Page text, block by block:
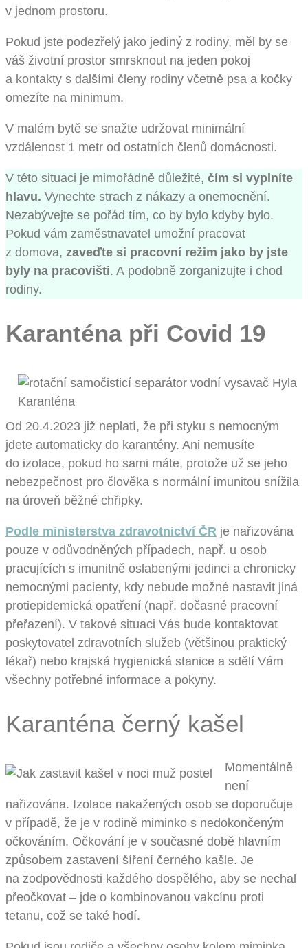
v jednom prostoru.
Pokud jste podezřelý jako jediný z rodiny, měl by se
váš životní prostor smrsknout na jeden pokoj
a kontakty s dalšími členy rodiny včetně psa a kočky
omezíte na minimum.
V malém bytě se snažte udržovat minimální
vzdálenost 1 metr od ostatních členů domácnosti.
V této situaci je mimořádně důležité, čím si vyplníte
hlavu. Vynechte strach z nákazy a onemocnění.
Nezabývejte se pořád tím, co by bylo kdyby bylo.
Pokud vám zaměstnavatel umožní pracovat
z domova, zaveďte si pracovní režim jako by jste
byly na pracovišti. A podobně zorganizujte i chod
rodiny.
Karanténa při Covid 19
Od 20.4.2023 již neplatí, že při styku s nemocným
jdete automaticky do karantény. Ani nemusíte
do izolace, pokud ho sami máte, protože už se jeho
nebezpečnost pro člověka s normální imunitou snížila
na úroveň běžné chřipky.
Podle ministerstva zdravotnictví ČR je nařizována
pouze v odůvodněných případech, např. u osob
pracujících s imunitně oslabenými jedinci a chronicky
nemocnými pacienty, kdy nebude možné nastavit jiná
protiepidemická opatření (např. dočasné pracovní
přeřazení). V takové situaci Vás bude kontaktovat
poskytovatel zdravotních služeb (většinou praktický
lékař) nebo krajská hygienická stanice a sdělí Vám
všechny potřebné informace a pokyny.
Karanténa černý kašel
Momentálně
není
nařizována. Izolace nakažených osob se doporučuje
v případě, že je v rodině miminko s nedokončeným
očkováním. Očkování je v současné době hlavním
způsobem zastavení šíření černého kašle. Je
na zodpovědnosti každého dospělého, aby se nechal
přeočkovat – jde o kombinovanou vakcínu proti
tetanu, což se také hodí.